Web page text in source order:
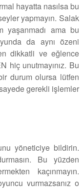
hayatta nasılsa bu
yapmayın. Salak
yaşanmadı ama bu
da aynı özeni
dikkatli ve eğlence
hiç unutmayınız. Bu
durum olursa lütfen
gerekli işlemler
yöneticiye bildirin.
Bu yüzden
kaçınmayın.
vurmazsanız o